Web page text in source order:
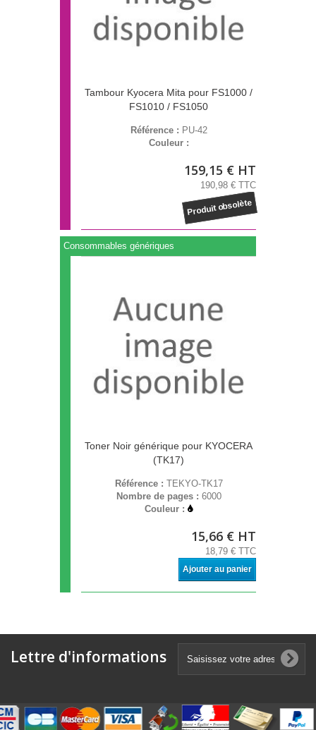
Tambour Kyocera Mita pour FS1000 /
FS1010 / FS1050
Référence : PU-42
Couleur :
159,15 € HT
190,98 € TTC
Produit obsolète
Consommables génériques
Toner Noir générique pour KYOCERA
(TK17)
Référence : TEKYO-TK17
Nombre de pages : 6000
Couleur :
15,66 € HT
18,79 € TTC
Ajouter au panier
Lettre d'informations